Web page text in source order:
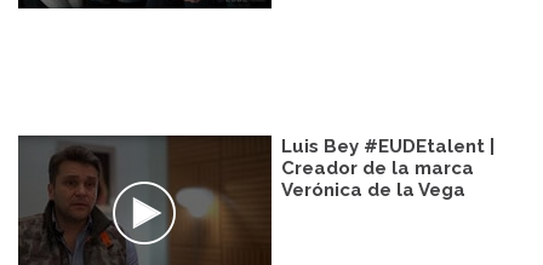
Luis Bey #EUDEtalent |
Creador de la marca
Verónica de la Vega